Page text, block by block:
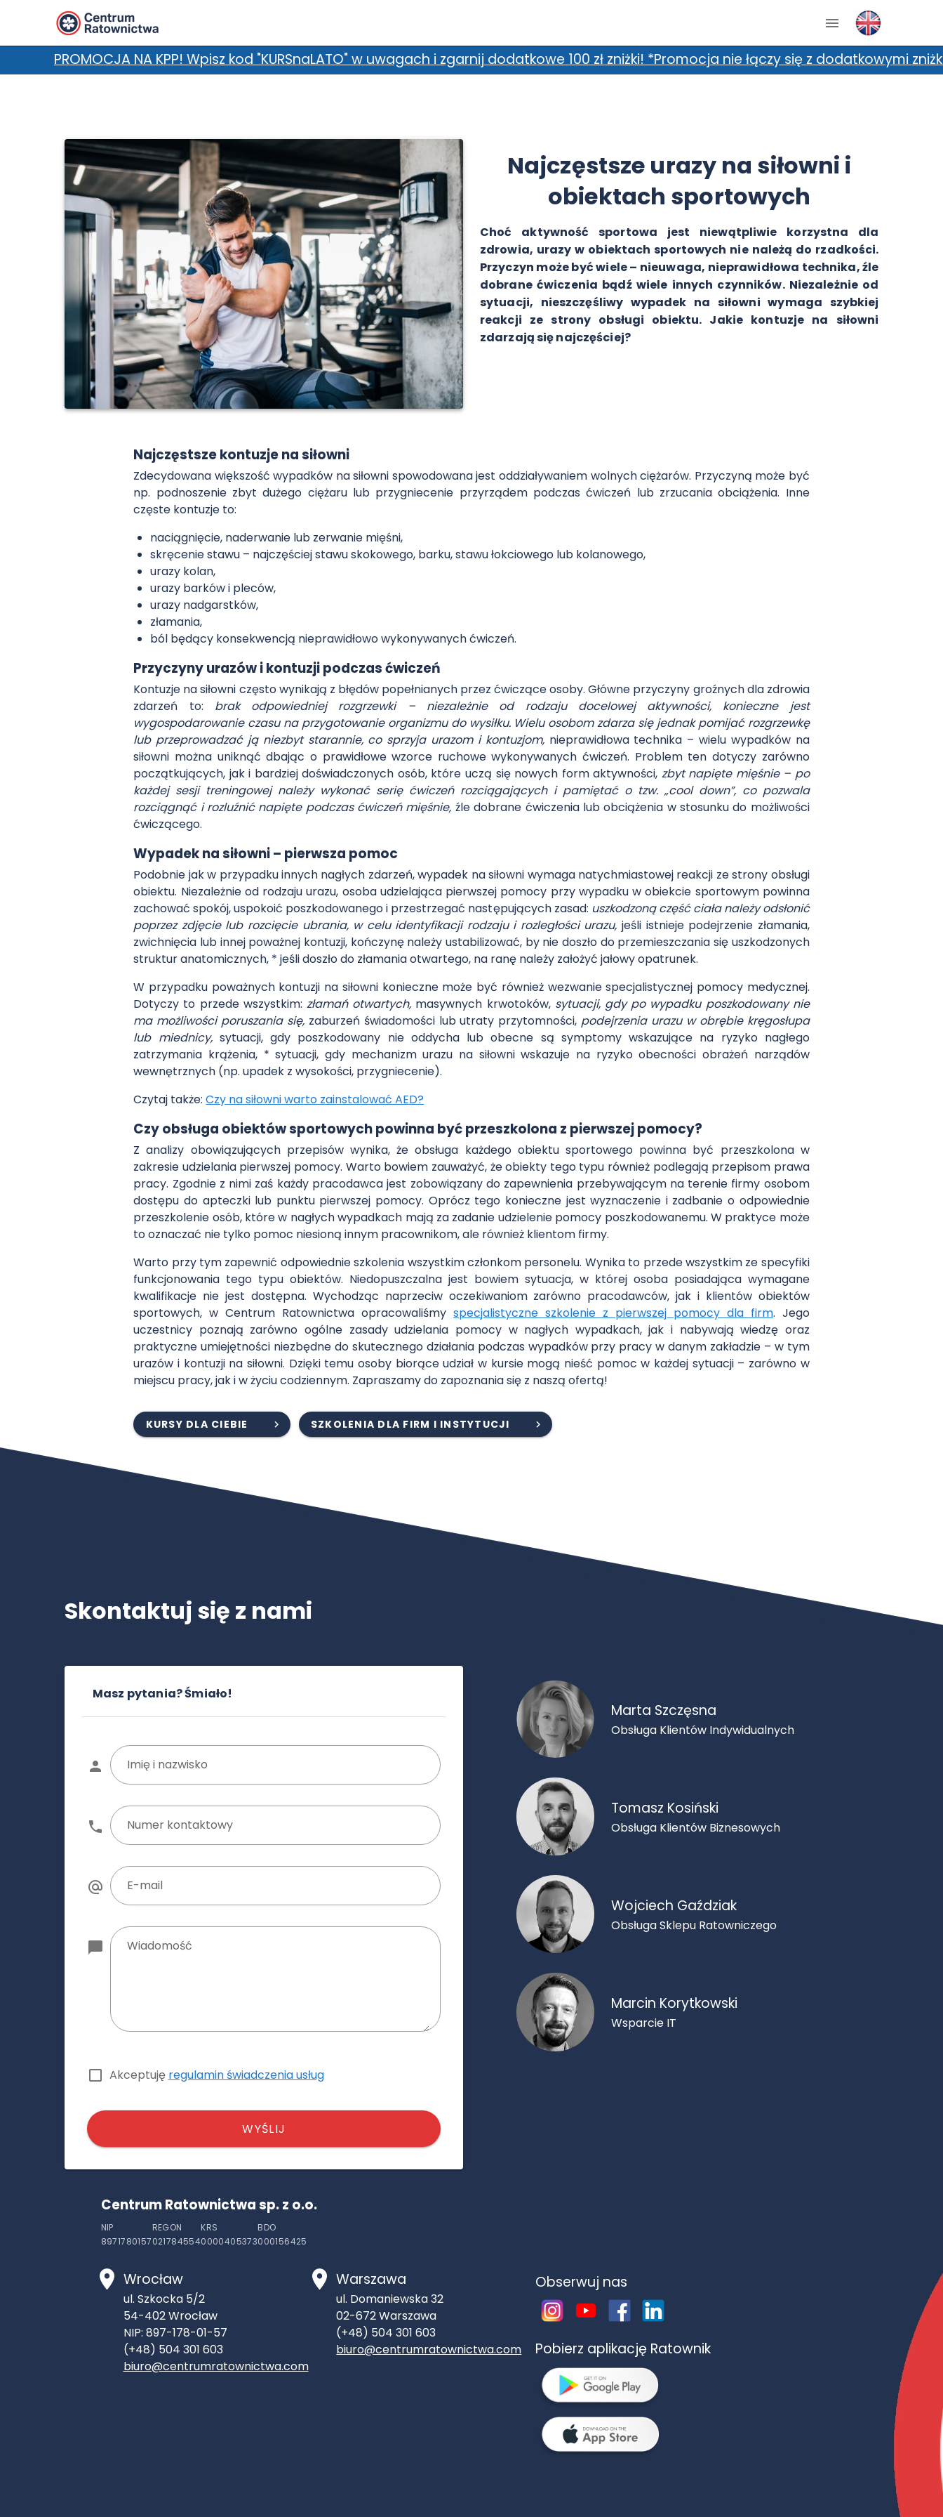
KPP! Wpisz kod "KURSnaLATO" w uwagach i zgarnij dodatkowe 100 zł zniżki! *Promocja nie łączy się z dodatkowymi zniżkami, m.in.
Najczęstsze urazy na siłowni i
obiektach sportowych
Choć aktywność sportowa jest niewątpliwie korzystna dla
zdrowia, urazy w obiektach sportowych nie należą do rzadkości.
Przyczyn może być wiele – nieuwaga, nieprawidłowa technika, źle
dobrane ćwiczenia bądź wiele innych czynników. Niezależnie od
sytuacji, nieszczęśliwy wypadek na siłowni wymaga szybkiej
reakcji ze strony obsługi obiektu. Jakie kontuzje na siłowni
zdarzają się najczęściej?
Najczęstsze kontuzje na siłowni
Zdecydowana większość wypadków na siłowni spowodowana jest oddziaływaniem wolnych ciężarów. Przyczyną może być
np. podnoszenie zbyt dużego ciężaru lub przygniecenie przyrządem podczas ćwiczeń lub zrzucania obciążenia. Inne
częste kontuzje to:
naciągnięcie, naderwanie lub zerwanie mięśni,
skręcenie stawu – najczęściej stawu skokowego, barku, stawu łokciowego lub kolanowego,
urazy kolan,
urazy barków i pleców,
urazy nadgarstków,
złamania,
ból będący konsekwencją nieprawidłowo wykonywanych ćwiczeń.
Przyczyny urazów i kontuzji podczas ćwiczeń
Kontuzje na siłowni często wynikają z błędów popełnianych przez ćwiczące osoby. Główne przyczyny groźnych dla zdrowia
zdarzeń to: brak odpowiedniej rozgrzewki – niezależnie od rodzaju docelowej aktywności, konieczne jest
wygospodarowanie czasu na przygotowanie organizmu do wysiłku. Wielu osobom zdarza się jednak pomijać rozgrzewkę
lub przeprowadzać ją niezbyt starannie, co sprzyja urazom i kontuzjom, nieprawidłowa technika – wielu wypadków na
siłowni można uniknąć dbając o prawidłowe wzorce ruchowe wykonywanych ćwiczeń. Problem ten dotyczy zarówno
początkujących, jak i bardziej doświadczonych osób, które uczą się nowych form aktywności, zbyt napięte mięśnie – po
każdej sesji treningowej należy wykonać serię ćwiczeń rozciągających i pamiętać o tzw. „cool down”, co pozwala
rozciągnąć i rozluźnić napięte podczas ćwiczeń mięśnie, źle dobrane ćwiczenia lub obciążenia w stosunku do możliwości
ćwiczącego.
Wypadek na siłowni – pierwsza pomoc
Podobnie jak w przypadku innych nagłych zdarzeń, wypadek na siłowni wymaga natychmiastowej reakcji ze strony obsługi
obiektu. Niezależnie od rodzaju urazu, osoba udzielająca pierwszej pomocy przy wypadku w obiekcie sportowym powinna
zachować spokój, uspokoić poszkodowanego i przestrzegać następujących zasad: uszkodzoną część ciała należy odsłonić
poprzez zdjęcie lub rozcięcie ubrania, w celu identyfikacji rodzaju i rozległości urazu,jeśli istnieje podejrzenie złamania,
zwichnięcia lub innej poważnej kontuzji, kończynę należy ustabilizować, by nie doszło do przemieszczania się uszkodzonych
struktur anatomicznych, * jeśli doszło do złamania otwartego, na ranę należy założyć jałowy opatrunek.
W przypadku poważnych kontuzji na siłowni konieczne może być również wezwanie specjalistycznej pomocy medycznej.
Dotyczy to przede wszystkim:złamań otwartych, masywnych krwotoków, sytuacji, gdy po wypadku poszkodowany nie
ma możliwości poruszania się, zaburzeń świadomości lub utraty przytomności, podejrzenia urazu w obrębie kręgosłupa
lub miednicy, sytuacji, gdy poszkodowany nie oddycha lub obecne są symptomy wskazujące na ryzyko nagłego
zatrzymania krążenia, * sytuacji, gdy mechanizm urazu na siłowni wskazuje na ryzyko obecności obrażeń narządów
wewnętrznych (np. upadek z wysokości, przygniecenie).
Czytaj także:Czy na siłowni warto zainstalować AED?
Czy obsługa obiektów sportowych powinna być przeszkolona z pierwszej pomocy?
Z analizy obowiązujących przepisów wynika, że obsługa każdego obiektu sportowego powinna być przeszkolona w
zakresie udzielania pierwszej pomocy. Warto bowiem zauważyć, że obiekty tego typu również podlegają przepisom prawa
pracy. Zgodnie z nimi zaś każdy pracodawca jest zobowiązany do zapewnienia przebywającym na terenie firmy osobom
dostępu do apteczki lub punktu pierwszej pomocy. Oprócz tego konieczne jest wyznaczenie i zadbanie o odpowiednie
przeszkolenie osób, które w nagłych wypadkach mają za zadanie udzielenie pomocy poszkodowanemu. W praktyce może
to oznaczać nie tylko pomoc niesioną innym pracownikom, ale również klientom firmy.
Warto przy tym zapewnić odpowiednie szkolenia wszystkim członkom personelu. Wynika to przede wszystkim ze specyfiki
funkcjonowania tego typu obiektów. Niedopuszczalna jest bowiem sytuacja, w której osoba posiadająca wymagane
kwalifikacje nie jest dostępna. Wychodząc naprzeciw oczekiwaniom zarówno pracodawców, jak i klientów obiektów
sportowych, w Centrum Ratownictwa opracowaliśmyspecjalistyczne szkolenie z pierwszej pomocy dla firm. Jego
uczestnicy poznają zarówno ogólne zasady udzielania pomocy w nagłych wypadkach, jak i nabywają wiedzę oraz
praktyczne umiejętności niezbędne do skutecznego działania podczas wypadków przy pracy w danym zakładzie – w tym
urazów i kontuzji na siłowni. Dzięki temu osoby biorące udział w kursie mogą nieść pomoc w każdej sytuacji – zarówno w
miejscu pracy, jak i w życiu codziennym. Zapraszamy do zapoznania się z naszą ofertą!
KURSY DLA CIEBIE SZKOLENIA DLA FIRM I INSTYTUCJI
Skontaktuj się z nami
Masz pytania? Śmiało!
Imię i nazwisko
Numer kontaktowy
E-mail
Wiadomość
Akceptuję regulamin świadczenia usług
WYŚLIJ
Marta Szczęsna
Obsługa Klientów Indywidualnych
Tomasz Kosiński
Obsługa Klientów Biznesowych
Wojciech Gaździak
Obsługa Sklepu Ratowniczego
Marcin Korytkowski
Wsparcie IT
Centrum Ratownictwa sp. z o.o.
NIP
8971780157
REGON
021784554
KRS
0000405373
BDO
000156425
Wrocław
ul. Szkocka 5/2
54-402Wrocław
NIP: 897-178-01-57
(+48) 504 301 603
biuro@centrumratownictwa.com
Warszawa
ul. Domaniewska 32
02-672Warszawa
(+48) 504 301 603
biuro@centrumratownictwa.com
Obserwuj nas
Pobierz aplikację Ratownik